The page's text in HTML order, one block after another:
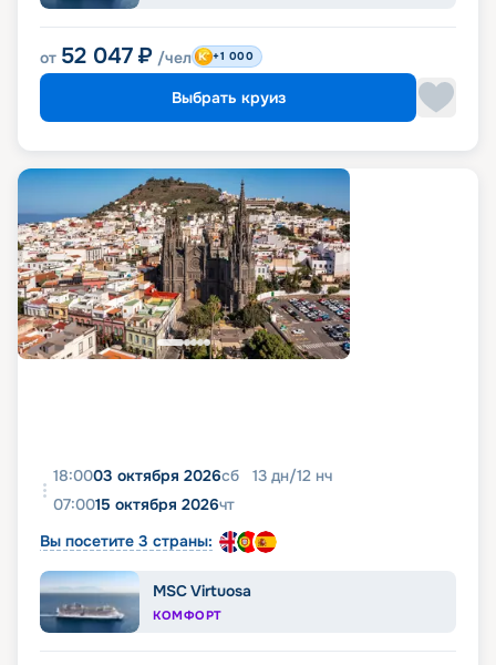
от 52 047 ₽ /чел +1 000
Выбрать круиз
18:0003 октября 2026сб 13 дн/12 нч
07:0015 октября 2026чт
Вы посетите 3 страны:
MSC Virtuosa
КОМФОРТ